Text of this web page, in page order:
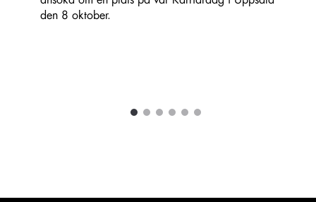
den 8 oktober.
1 2 3 4 5 6